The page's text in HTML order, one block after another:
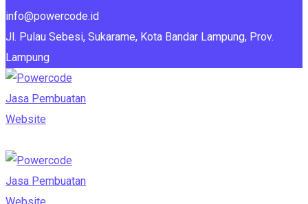
info@powercode.id
Jl. Pulau Sebesi, Sukarame, Kota Bandar Lampung, Prov.
Lampung